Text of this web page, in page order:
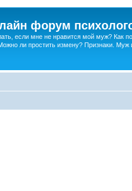
форум
если мне не нравится мой муж? Как
ли простить измену? Признаки. Муж